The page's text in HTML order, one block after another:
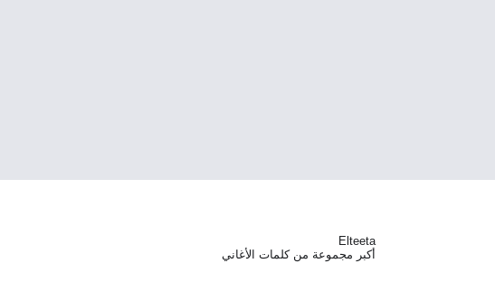
Elteeta
أكبر مجموعة من كلمات الأغاني